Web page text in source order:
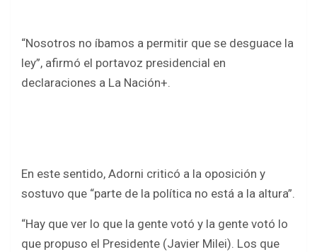
“Nosotros no íbamos a permitir que se desguace la
ley”, afirmó el portavoz presidencial en
declaraciones a La Nación+.
En este sentido, Adorni criticó a la oposición y
sostuvo que “parte de la política no está a la altura”.
“Hay que ver lo que la gente votó y la gente votó lo
que propuso el Presidente (Javier Milei). Los que